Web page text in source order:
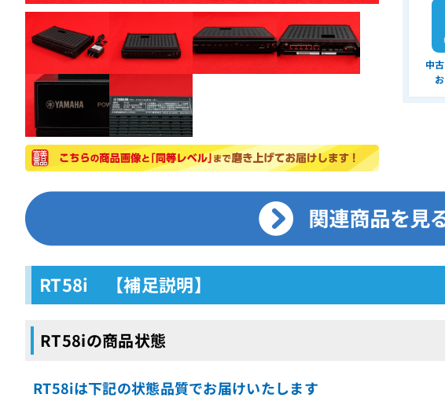
中
RT58i 【補足説明】
RT58iの商品状態
RT58iは下記の状態品質でお届けいたします